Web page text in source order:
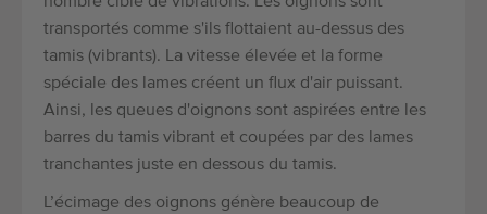
transportés comme s'ils flottaient au-dessus des
tamis (vibrants). La vitesse élevée et la forme
spéciale des lames créent un flux d'air puissant.
Ainsi, les queues d'oignons sont aspirées entre les
barres du tamis vibrant et coupées par des lames
tranchantes juste en dessous du tamis.
L’écimage des oignons génère beaucoup de